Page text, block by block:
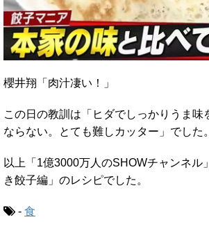
櫻井翔「肉汁凄い！」
この日の教訓は「ヒダでしっかりうま味
ならない。とても難しカッター」でした。
以上「1億3000万人のSHOWチャンネル
き餃子編」のレシピでした。
- 食